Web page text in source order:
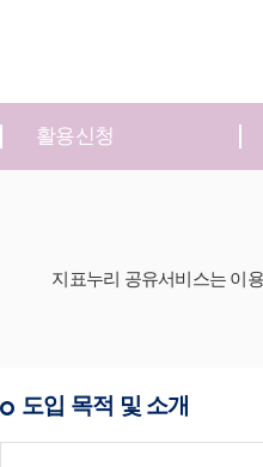
활용신청
지표누리 공유서비스는 이
도입 목적 및 소개